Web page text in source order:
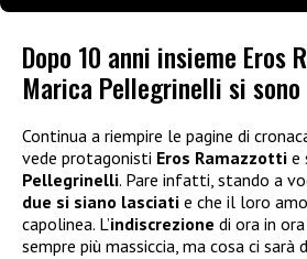
Dopo 10 anni insieme Eros
Marica Pellegrinelli si
Continua a riempire le pagine di
vede protagonisti Eros Ramazzotti e
Pellegrinelli. Pare infatti, stando a
due si siano lasciati e che il loro
capolinea. L’indiscrezione di ora in
sempre più massiccia, ma cosa ci sarà